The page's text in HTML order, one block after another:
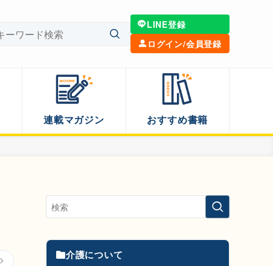
LINE登録
ログイン/会員登録
連載マガジン おすすめ書籍
介護について